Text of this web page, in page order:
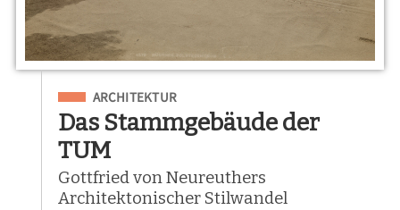
Eingeordnet unter
ARCHITEKTUR
Das Stammgebäude der
TUM
Gottfried von Neureuthers
Architektonischer Stilwandel